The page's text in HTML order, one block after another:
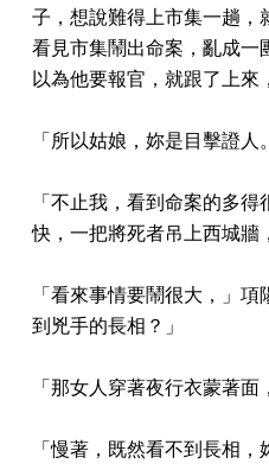
子，想說難得上市集一趟，
看見市集鬧出命案，亂成
以為他要報官，就跟了上來
「所以姑娘，妳是目擊證人
「不止我，看到命案的多
快，一把將死者吊上西城牆
「看來事情要鬧很大，」
到兇手的長相？」
「那女人穿著夜行衣蒙著面
「慢著，既然看不到長相，